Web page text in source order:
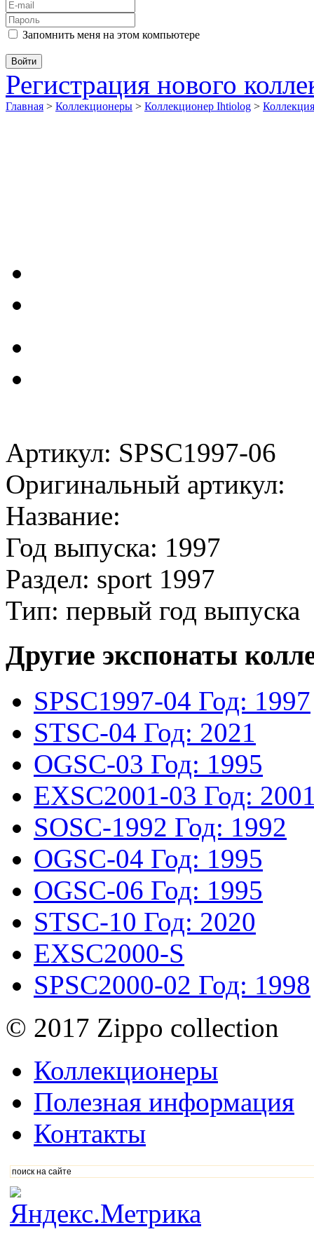
Запомнить меня на этом компьютере
Регистрация нового
Главная > Коллекционеры > Коллекционер Ihtiolog >
Артикул: SPSC1997-06
Оригинальный артикул:
Название:
Год выпуска: 1997
Раздел: sport 1997
Тип: первый год выпуска
Другие экспонаты
SPSC1997-04 Год: 1997
STSC-04 Год: 2021
OGSC-03 Год: 1995
EXSC2001-03 Год:
SOSC-1992 Год: 1992
OGSC-04 Год: 1995
OGSC-06 Год: 1995
STSC-10 Год: 2020
EXSC2000-S
SPSC2000-02 Год: 1998
© 2017 Zippo collection
Коллекционеры
Полезная информация
Контакты